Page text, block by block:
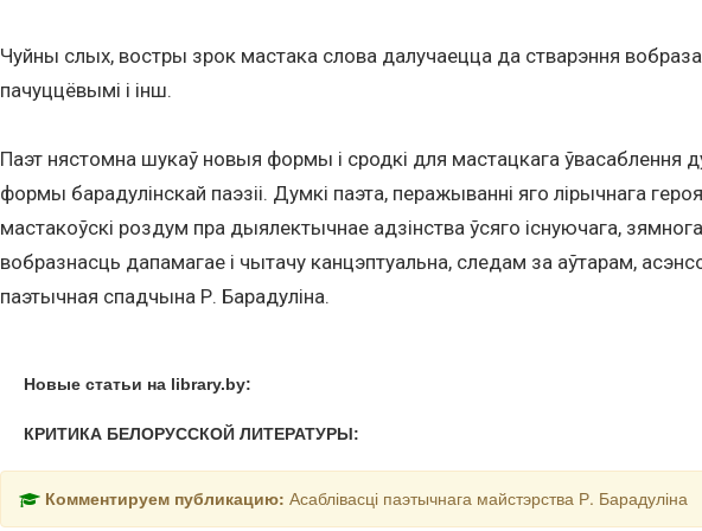
Чуйны слых, востры зрок мастака слова далучаецца да стварэння
пачуццёвымі і інш.
Паэт нястомна шукаў новыя формы і сродкі для мастацкага ўвасаблення
формы барадулінскай паэзіі. Думкі паэта, перажыванні яго лірычнага
мастакоўскі роздум пра дыялектычнае адзінства ўсяго існуючага,
вобразнасць дапамагае і чытачу канцэптуальна, следам за аўтарам,
паэтычная спадчына Р. Барадуліна.
Новые статьи на library.by:
КРИТИКА БЕЛОРУССКОЙ ЛИТЕРАТУРЫ:
Комментируем публикацию: Асаблівасці паэтычнага майстэрства Р. Барадуліна